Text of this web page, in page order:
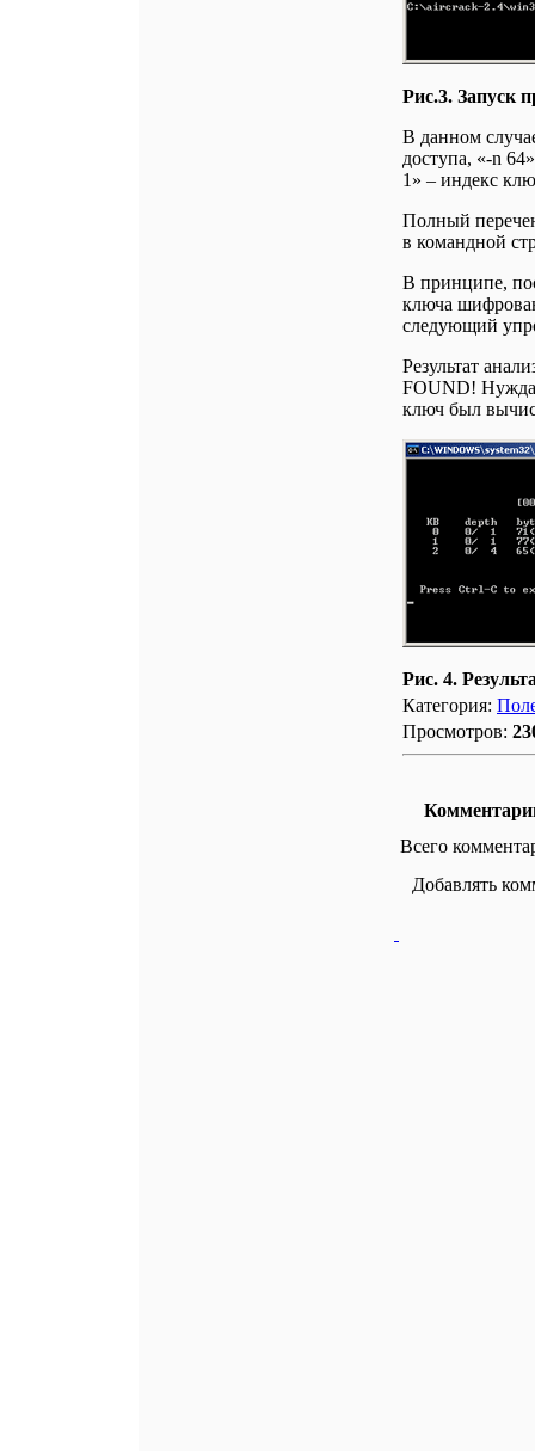
Рис.3. Запуск
В данном
доступа, «-n
1» – индекс
Полный
в командной
В принципе,
ключа
следующий
Результат
FOUND!
ключ был
Рис. 4.
Категория:
Просмотров:
Всего
Добавлять